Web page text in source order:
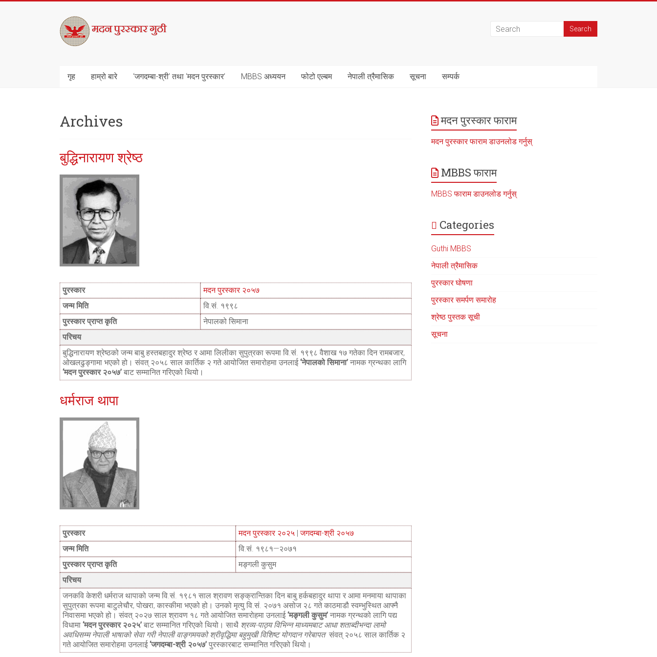
मदन
पुरस्कार
गुठी
गृह हाम्रो बारे ‘जगदम्बा-श्री’ तथा ‘मदन पुरस्कार’ MBBS अध्ययन फोटो एल्बम नेपाली त्रैमासिक सूचना सम्पर्क
Archives
बुद्धिनारायण श्रेष्ठ
पुरस्कार
मदन पुरस्कार २०५७
जन्म मिति
वि.सं. १९९८
पुरस्कार प्राप्त कृति
नेपालको सिमाना
परिचय
बुद्धिनारायण श्रेष्ठको जन्म बाबु हस्तबहादुर श्रेष्ठ र आमा लिलीका सुपुत्रका रूपमा वि.सं. १९९८ वैशाख १७ गतेका दिन रामबजार,
ओखलढुङ्गामा भएको हो। संवत् २०५८ साल कार्तिक २ गते आयोजित समारोहमा उनलाई‘नेपालको सिमाना’ नामक ग्रन्थका लागि
‘मदन पुरस्कार २०५७’ बाट सम्मानित गरिएको थियो।
धर्मराज थापा
पुरस्कार मदन पुरस्कार २०२५ |जगदम्बा-श्री २०५७
जन्म मिति
वि.सं. १९८१—२०७१
पुरस्कार प्राप्त कृति
मङ्गली कुसुम
परिचय
जनकवि केशरी धर्मराज थापाको जन्म वि.सं. १९८१ साल श्रावण सङ्क्रान्तिका दिन बाबु हर्कबहादुर थापा र आमा मनमाया थापाका
सुपुत्रका रूपमा बाटुलेचौर, पोखरा, कास्कीमा भएको हो। उनको मृत्यु वि.सं. २०७१ असोज २८ गते काठमाडौ स्वम्भुस्थित आफ्नै
निवासमा भएको हो। संवत् २०२७ साल श्रावण १८ गते आयोजित समारोहमा उनलाई‘मङ्गली कुसुम’ नामक ग्रन्थको लागि पद्य
विधामा ‘मदन पुरस्कार २०२५’ बाट सम्मानित गरिएको थियो। साथै श्रव्य-पाठ्य विभिन्न माध्यमबाट आधा शताब्दीभन्दा लामो
अवधिसम्म नेपाली भाषाको सेवा गरी नेपाली वाङ्गमयको श्रीवृद्धिमा बहुमुखी विशिष्ट योगदान गरेबापतसंवत् २०५८ साल कार्तिक २
गते आयोजित समारोहमा उनलाई‘जगदम्बा-श्री २०५७’ पुरस्कारबाट सम्मानित गरिएको थियो।
मदन पुरस्कार फाराम
मदन पुरस्कार फाराम डाउनलोड गर्नुस्
MBBS फाराम
MBBS फाराम डाउनलोड गर्नुस्
Categories
Guthi MBBS
नेपाली त्रैमासिक
पुरस्कार घोषणा
पुरस्कार समर्पण समारोह
श्रेष्ठ पुस्तक सूची
सूचना